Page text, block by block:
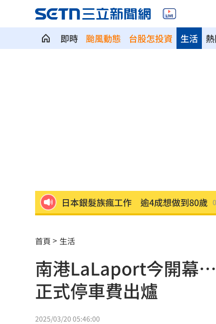
即時 颱風動態 台股怎投資 生活
解散統促黨？他曝翁曉玲一招：恐白忙
股災這8檔規模逆勢創高 它最猛成長逾
爆掛表妹當小三！表姊擅貼IG下場慘了
半導體與綠能雙箭頭！ 「它」霸氣狂賺
華許9月升息？ING：匯市在他與戰爭間
首頁 生活
南港LaLaport今開幕
正式停車費出爐
2025/03/20 05:46:00